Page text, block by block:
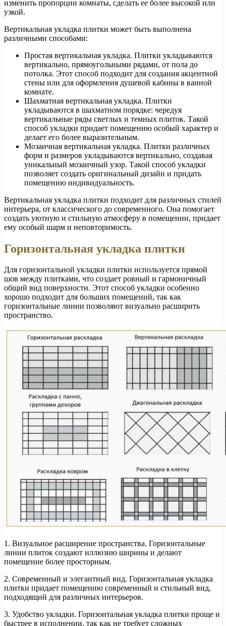
изменить пропорции комнаты, сделать ее более высокой или
узкой.
Вертикальная укладка плитки может быть выполнена
различными способами:
Простая вертикальная укладка. Плитки укладываются
вертикально, прямоугольными рядами, от пола до
потолка. Этот способ подходит для создания акцентной
стены или для оформления душевой кабины в ванной
комнате.
Шахматная вертикальная укладка. Плитки
укладываются в шахматном порядке: чередуя
вертикальные ряды светлых и темных плиток. Такой
способ укладки придает помещению особый характер и
делает его более выразительным.
Мозаичная вертикальная укладка. Плитки различных
форм и размеров укладываются вертикально, создавая
уникальный мозаичный узор. Такой способ укладки
позволяет создать оригинальный дизайн и придать
помещению индивидуальность.
Вертикальная укладка плитки подходит для различных стилей
интерьера, от классического до современного. Она помогает
создать уютную и стильную атмосферу в помещении, придает
ему особый шарм и неповторимость.
Горизонтальная укладка плитки
Для горизонтальной укладки плитки используется прямой
шов между плитками, что создает ровный и гармоничный
общий вид поверхности. Этот способ укладки особенно
хорошо подходит для больших помещений, так как
горизонтальные линии позволяют визуально расширить
пространство.
1. Визуальное расширение пространства. Горизонтальные
линии плиток создают иллюзию ширины и делают
помещение более просторным.
2. Современный и элегантный вид. Горизонтальная укладка
плитки придает помещению современный и стильный вид,
подходящий для различных интерьеров.
3. Удобство укладки. Горизонтальная укладка плитки проще и
быстрее в исполнении, так как не требует сложных